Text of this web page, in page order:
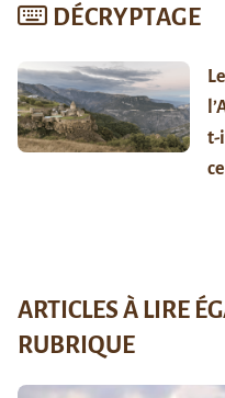
DÉCRYPTAGE
t-
ARTICLES À LIRE
RUBRIQUE